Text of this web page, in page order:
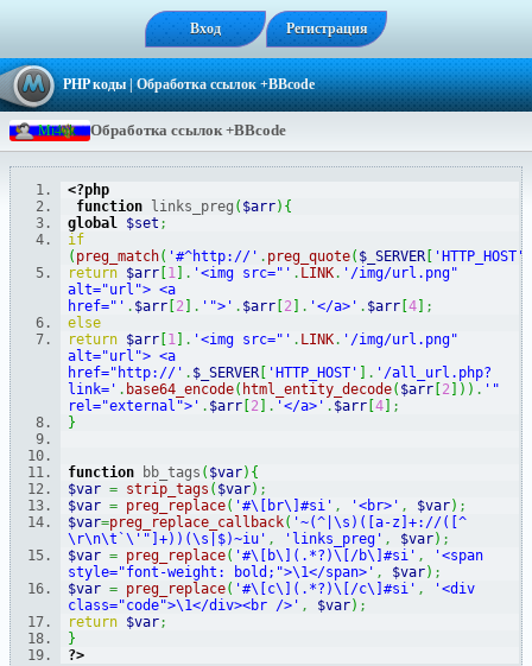
Вход Регистрация
PHP коды| Обработка ссылок +BBcode
Mi4ok Обработка ссылок +BBcode
<?php
function links_preg ( $arr) {
global $set ;
if
( preg_match( '#^http://' . preg_quote( $_SERVER 'HTTP_HOST'
return $arr 1 . '<img src="' . LINK. '/img/url.png"
alt="url"> <a
href="' . $arr 2 . '">' . $arr 2 . '</a>' . $arr 4
;
else
return $arr 1 . '<img src="' . LINK. '/img/url.png"
alt="url"> <a
href="http://' . $_SERVER 'HTTP_HOST' . '/all_url.php?
link=' . base64_encode( html_entity_decode( $arr 2 ) ) . '"
rel="external">' . $arr 2 . '</a>' . $arr 4
;
}
function bb_tags ( $var) {
$var = strip_tags ( $var) ;
$var = preg_replace( '#\[br\]#si' , '<br>' , $var) ;
$var=preg_replace_callback( '~(^|\s)([a-z]+://([^
\r\n\t`\'"]+))(\s|$)~iu' , 'links_preg' , $var) ;
$var = preg_replace( '#\[b\](.*?)\[/b\]#si' ,
'<span
style="font-weight: bold;">\1</span>' , $var) ;
$var = preg_replace( '#\[c\](.*?)\[/c\]#si' ,
'<div
class="code">\1</div><br />' , $var) ;
return $var;
}
?>